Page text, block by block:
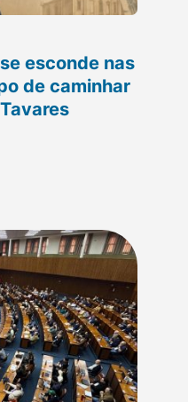
esconde nas
de caminhar